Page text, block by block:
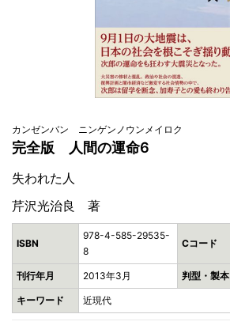
カンゼンバン ニンゲンノウンメイロク
完全版 人間の運命6
失われた人
芹沢光治良 著
ISBN
978-4-585-29535-
8
Cコード
刊行年月 2013年3月 判型・製本
キーワード 近現代